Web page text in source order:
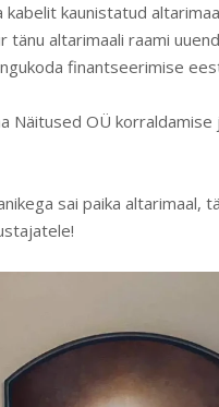
kabelit kaunistatud
tänu altarimaali raami
finantseerimise
Näitused OÜ
sai paika altarimaal,